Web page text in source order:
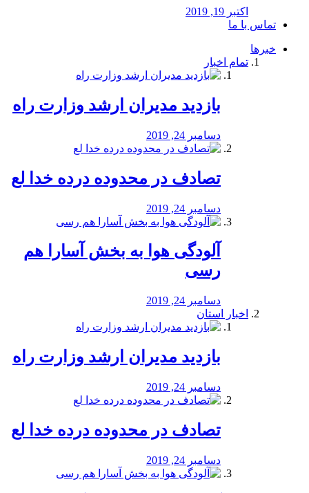
اکتبر 19, 2019
تماس با ما
خبرها
تمام اخبار
بازدید مدیران ارشد وزارت راه
دسامبر 24, 2019
تصادف در محدوده درده خدا لع
دسامبر 24, 2019
آلودگی هوا به بخش آسارا هم
رسی
دسامبر 24, 2019
اخبار استان
بازدید مدیران ارشد وزارت راه
دسامبر 24, 2019
تصادف در محدوده درده خدا لع
دسامبر 24, 2019